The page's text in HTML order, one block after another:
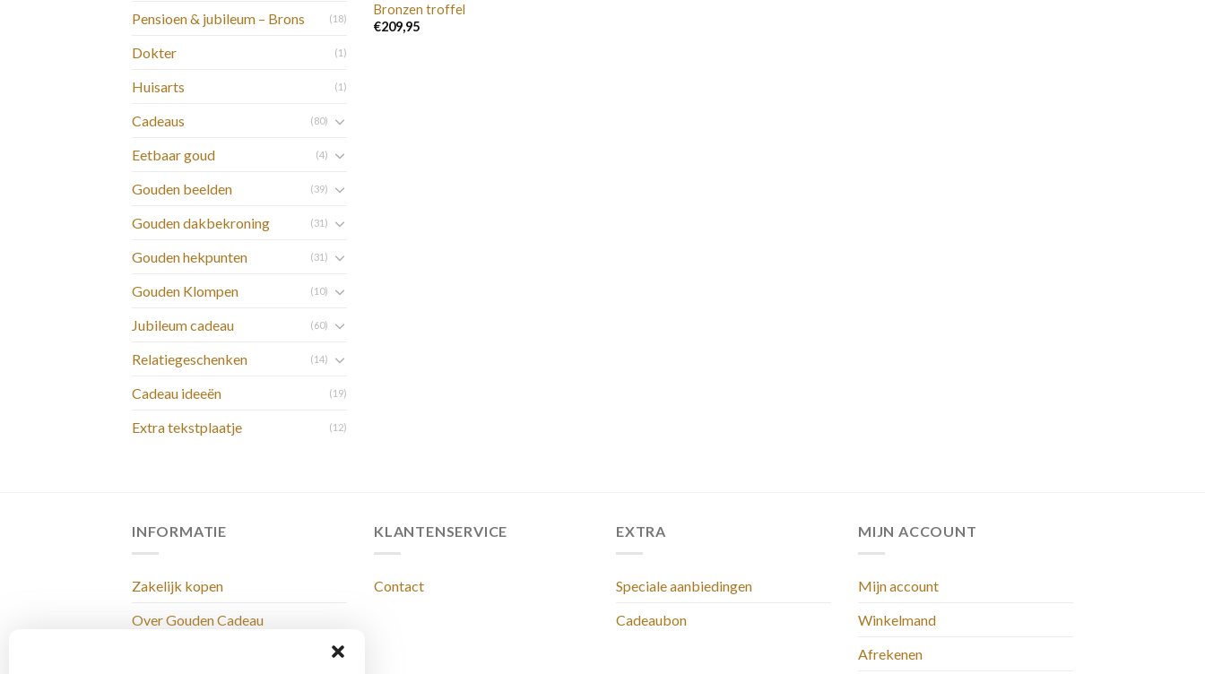
Pensioen & jubileum – Brons (18)
Dokter (1)
Huisarts (1)
Cadeaus (80)
Eetbaar goud (4)
Gouden beelden (39)
Gouden dakbekroning (31)
Gouden hekpunten (31)
Gouden Klompen (10)
Jubileum cadeau (60)
Relatiegeschenken (14)
Cadeau ideeën (19)
Extra tekstplaatje (12)
Bronzen troffel
€209,95
INFORMATIE
Zakelijk kopen
Over Gouden Cadeau
KLANTENSERVICE
Contact
EXTRA
Speciale aanbiedingen
Cadeaubon
MIJN ACCOUNT
Mijn account
Winkelmand
Afrekenen